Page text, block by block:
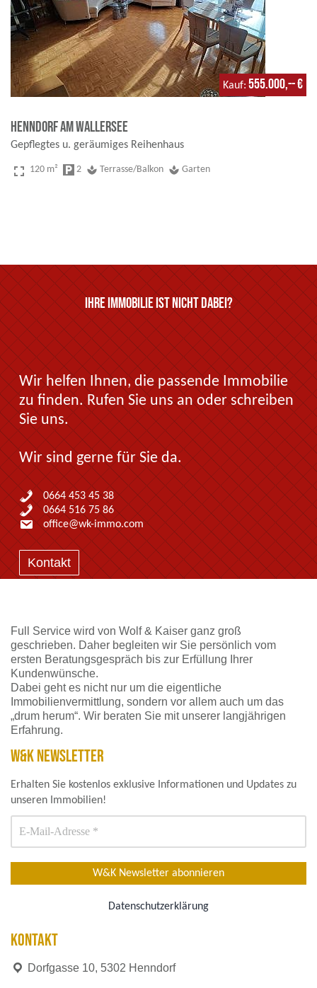
Kauf 555.000,-- €
Henndorf am Wallersee
Gepflegtes u. geräumiges Reihenhaus
fullscreen 120 m² local_parking 2 spa Terrasse/Balkon spa Garten
Ihre Immobilie ist nicht dabei?
Wir helfen Ihnen, die passende Immobilie
zu finden. Rufen Sie uns an oder schreiben
Sie uns.
Wir sind gerne für Sie da.
0664 453 45 38
0664 516 75 86
office@wk-immo.com
Kontakt
Full Service wird von Wolf & Kaiser ganz groß
geschrieben. Daher begleiten wir Sie persönlich vom
ersten Beratungsgespräch bis zur Erfüllung Ihrer
Kundenwünsche.
Dabei geht es nicht nur um die eigentliche
Immobilienvermittlung, sondern vor allem auch um das
„drum herum“. Wir beraten Sie mit unserer langjährigen
Erfahrung.
W&K NEWSLETTER
Erhalten Sie kostenlos exklusive Informationen und Updates zu
unseren Immobilien!
Datenschutzerklärung
KONTAKT
Dorfgasse 10, 5302 Henndorf